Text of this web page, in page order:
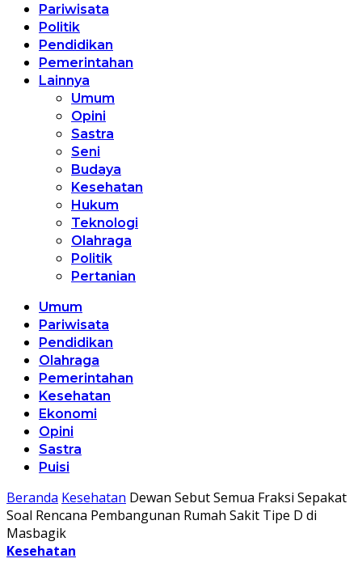
Pariwisata
Politik
Pendidikan
Pemerintahan
Lainnya
Umum
Opini
Sastra
Seni
Budaya
Kesehatan
Hukum
Teknologi
Olahraga
Politik
Pertanian
Umum
Pariwisata
Pendidikan
Olahraga
Pemerintahan
Kesehatan
Ekonomi
Opini
Sastra
Puisi
Beranda Kesehatan Dewan Sebut Semua Fraksi Sepakat
Soal Rencana Pembangunan Rumah Sakit Tipe D di
Masbagik
Kesehatan